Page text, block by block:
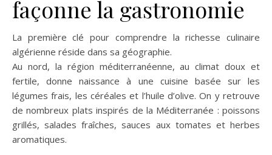
façonne la gastronomie
La première clé pour comprendre la richesse culinaire
algérienne réside dans sa géographie.
Au nord, la région méditerranéenne, au climat doux et
fertile, donne naissance à une cuisine basée sur les
légumes frais, les céréales et l’huile d’olive. On y retrouve
de nombreux plats inspirés de la Méditerranée : poissons
grillés, salades fraîches, sauces aux tomates et herbes
aromatiques.